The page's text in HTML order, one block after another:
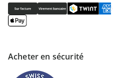
Acheter en sécurité